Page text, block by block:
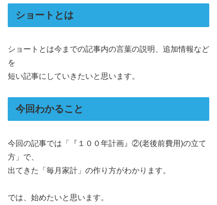
ショートとは
ショートとは今までの記事内の言葉の説明、追加情報など
を
短い記事にしていきたいと思います。
今回わかること
今回の記事では「『１００年計画』②(老後前費用)の立て
方」で、
出てきた「毎月家計」の作り方がわかります。
では、始めたいと思います。